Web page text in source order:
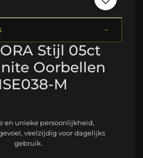
Stijl 05ct
Oorbellen
M
en unieke persoonlijkheid,
veelzijdig voor dagelijks
gebruik.